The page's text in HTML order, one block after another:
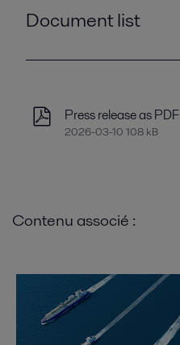
Document list
Press release as PDF
2026-03-10 108 kB
Contenu associé :